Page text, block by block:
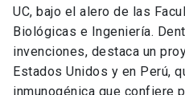
UC, bajo el alero de las
Biológicas e Ingeniería.
invenciones, destaca un
Estados Unidos y en Perú,
inmunogénica que confiere